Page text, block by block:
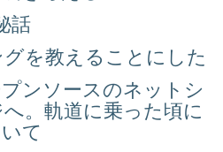
話
を教えることにした
ンソースのネットシ
。軌道に乗った頃に
て